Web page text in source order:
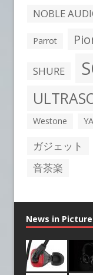
NOBLE
Parrot
SHURE
Westone
ガジェット
音茶楽
News in